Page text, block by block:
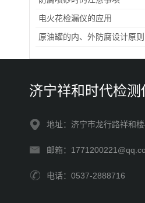
电火花检漏仪的应用
原油罐的内、外防腐设计原则
济宁祥和时代检测
地址：济宁市龙行路祥和
邮箱：
电话：0537-2888716